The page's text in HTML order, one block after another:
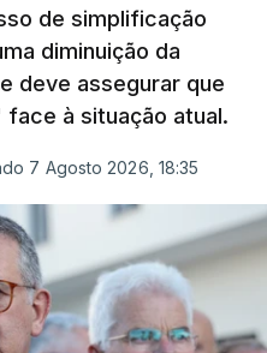
de simplificação
diminuição da
deve assegurar que
à situação atual.
7 Agosto 2026, 18:35